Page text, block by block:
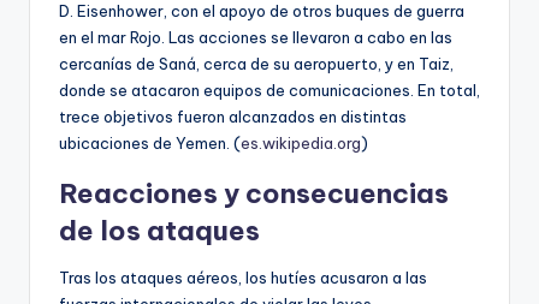
D. Eisenhower, con el apoyo de otros buques de guerra
en el mar Rojo. Las acciones se llevaron a cabo en las
cercanías de Saná, cerca de su aeropuerto, y en Taiz,
donde se atacaron equipos de comunicaciones. En total,
trece objetivos fueron alcanzados en distintas
ubicaciones de Yemen. (es.wikipedia.org)
Reacciones y consecuencias
de los ataques
Tras los ataques aéreos, los hutíes acusaron a las